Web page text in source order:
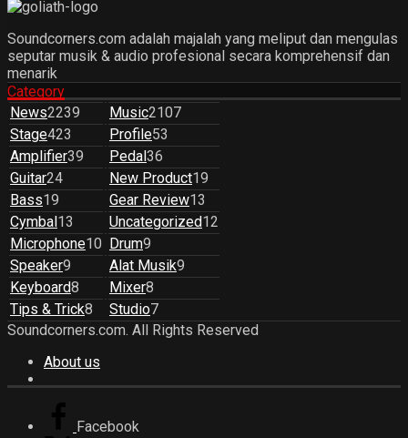
Soundcorners.com adalah majalah yang meliput dan mengulas
seputar musik & audio profesional secara komprehensif dan
menarik
Category
News2239 Music2107
Stage423 Profile53
Amplifier39 Pedal 36
Guitar24 New Product19
Bass19 Gear Review13
Cymbal 13 Uncategorized12
Microphone10 Drum9
Speaker9 Alat Musik9
Keyboard8 Mixer8
Tips & Trick8 Studio7
Soundcorners.com. All Rights Reserved
About us
Facebook